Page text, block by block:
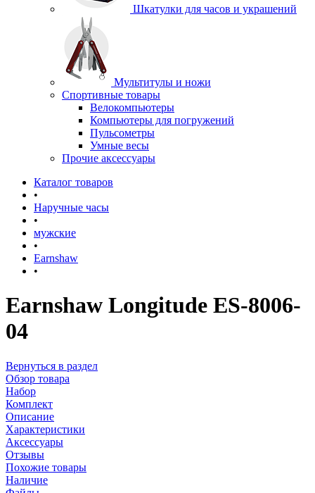
Шкатулки для часов и украшений
Мультитулы и ножи
Спортивные товары
Велокомпьютеры
Компьютеры для погружений
Пульсометры
Умные весы
Прочие аксессуары
Каталог товаров
•
Наручные часы
•
мужские
•
Earnshaw
•
Earnshaw Longitude ES-8006-
04
Вернуться в раздел
Обзор товара
Набор
Комплект
Описание
Характеристики
Аксессуары
Отзывы
Похожие товары
Наличие